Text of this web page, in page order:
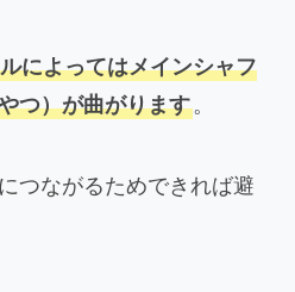
によってはメインシャフ
つ）が曲がります。
つながるためできれば避